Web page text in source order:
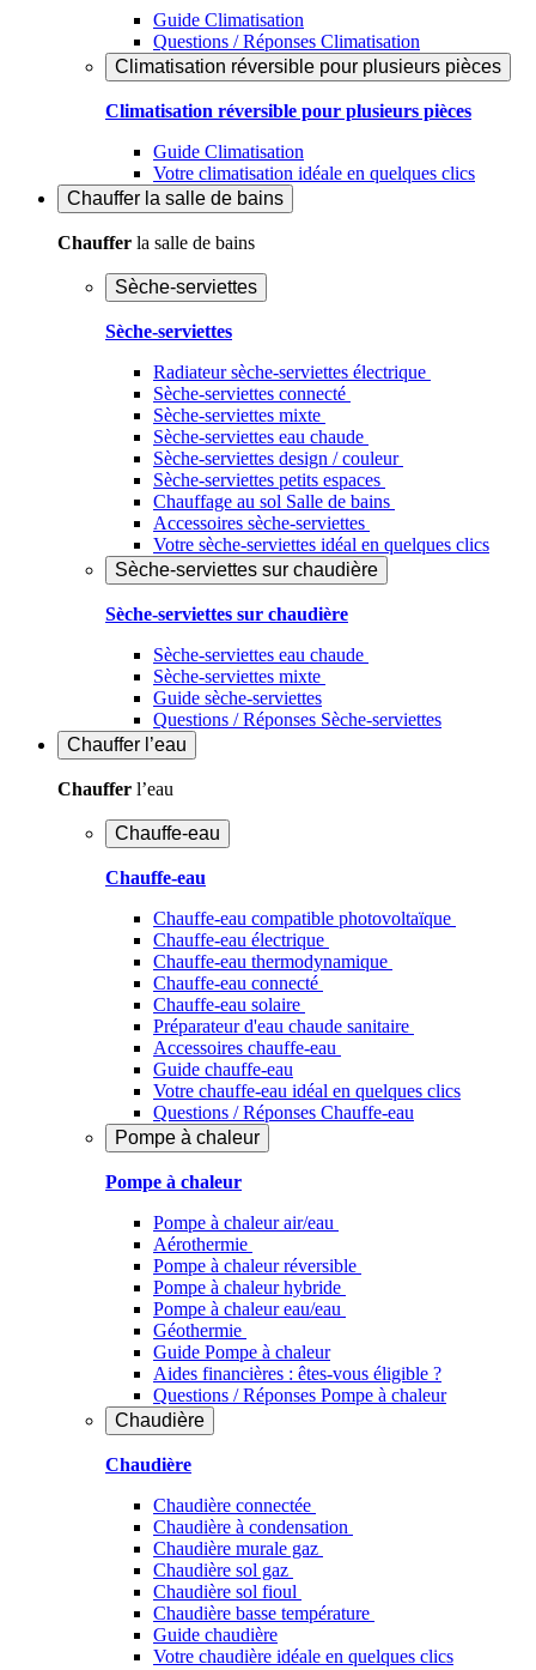
Guide Climatisation
Questions / Réponses Climatisation
Climatisation réversible pour plusieurs pièces
Climatisation réversible pour plusieurs pièces
Guide Climatisation
Votre climatisation idéale en quelques clics
Chauffer la salle de bains
Chauffer la salle de bains
Sèche-serviettes
Sèche-serviettes
Radiateur sèche-serviettes électrique
Sèche-serviettes connecté
Sèche-serviettes mixte
Sèche-serviettes eau chaude
Sèche-serviettes design / couleur
Sèche-serviettes petits espaces
Chauffage au sol Salle de bains
Accessoires sèche-serviettes
Votre sèche-serviettes idéal en quelques clics
Sèche-serviettes sur chaudière
Sèche-serviettes sur chaudière
Sèche-serviettes eau chaude
Sèche-serviettes mixte
Guide sèche-serviettes
Questions / Réponses Sèche-serviettes
Chauffer l’eau
Chauffer l’eau
Chauffe-eau
Chauffe-eau
Chauffe-eau compatible photovoltaïque
Chauffe-eau électrique
Chauffe-eau thermodynamique
Chauffe-eau connecté
Chauffe-eau solaire
Préparateur d'eau chaude sanitaire
Accessoires chauffe-eau
Guide chauffe-eau
Votre chauffe-eau idéal en quelques clics
Questions / Réponses Chauffe-eau
Pompe à chaleur
Pompe à chaleur
Pompe à chaleur air/eau
Aérothermie
Pompe à chaleur réversible
Pompe à chaleur hybride
Pompe à chaleur​ eau/eau
Géothermie
Guide Pompe à chaleur
Aides financières : êtes-vous éligible ?
Questions / Réponses Pompe à chaleur
Chaudière
Chaudière
Chaudière connectée
Chaudière à condensation
Chaudière murale gaz
Chaudière sol gaz
Chaudière sol fioul
Chaudière basse température
Guide chaudière
Votre chaudière idéale en quelques clics